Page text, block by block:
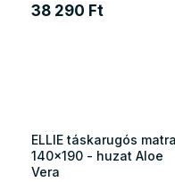
38 290 Ft
ELLIE táskarugós
140x190 - huzat Aloe
Vera